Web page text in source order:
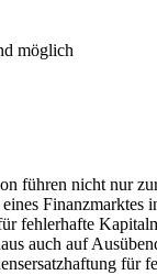
möglich
führen nicht nur
fehlerhafte
auch auf